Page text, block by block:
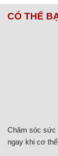
CÓ THỂ
Chăm sóc sức
ngay khi cơ